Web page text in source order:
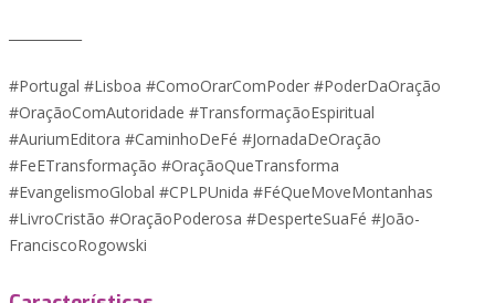
#Portugal #Lisboa #ComoOrarComPoder #PoderDaOração
#OraçãoComAutoridade #TransformaçãoEspiritual
#AuriumEditora #CaminhoDeFé #JornadaDeOração
#FeETransformação #OraçãoQueTransforma
#EvangelismoGlobal #CPLPUnida #FéQueMoveMontanhas
#LivroCristão #OraçãoPoderosa #DesperteSuaFé #João-
FranciscoRogowski